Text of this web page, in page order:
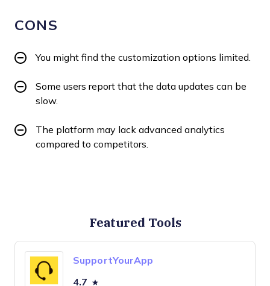
CONS
You might find the customization options limited.
Some users report that the data updates can be
slow.
The platform may lack advanced analytics
compared to competitors.
Featured Tools
SupportYourApp
4.7